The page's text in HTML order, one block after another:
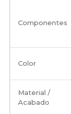
Componentes
Color
Material /
Acabado